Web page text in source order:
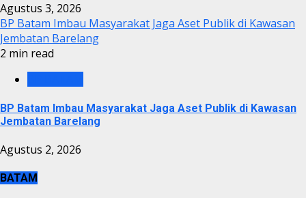
Agustus 3, 2026
BP Batam Imbau Masyarakat Jaga Aset Publik di Kawasan
Jembatan Barelang
2 min read
BP Batam Imbau Masyarakat Jaga Aset Publik di Kawasan
Jembatan Barelang
Agustus 2, 2026
BATAM